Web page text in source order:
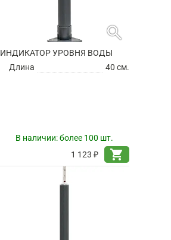
search
ИНДИКАТОР УРОВНЯ ВОДЫ
Длина
40 см.
В наличии:более 100 шт.
1 123 ₽
shopping_cart